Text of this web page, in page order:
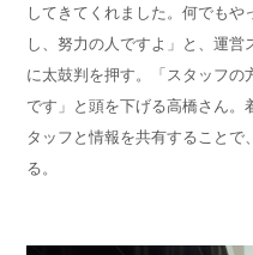
してきてくれました。何でも
し、努力の人ですよ」と、運営
に太鼓判を押す。「スタッフ
です」と頭を下げる高橋さん。
タッフと情報を共有すること
る。